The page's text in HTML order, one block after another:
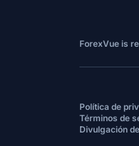
ForexVue is
Política de
Términos de
Divulgación